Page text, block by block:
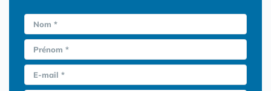
Nom *
Prénom *
E-mail *